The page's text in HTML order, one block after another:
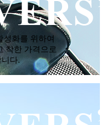
성화를 위하여
착한 가격으로
다.